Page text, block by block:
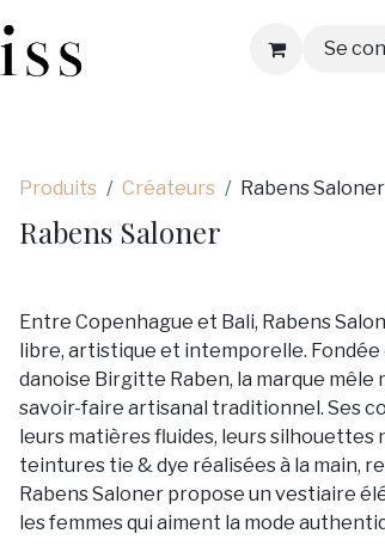
Se
Produits Créateurs Rabens Saloner
Rabens Saloner
Entre Copenhague et Bali, Rabens
libre, artistique et intemporelle.
danoise Birgitte Raben, la marque mêle
savoir-faire artisanal traditionnel. Ses
leurs matières fluides, leurs
teintures tie & dye réalisées à la main,
Rabens Saloner propose un vestiaire
les femmes qui aiment la mode